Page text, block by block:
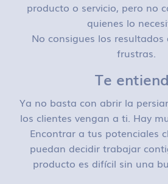
producto o servicio, pero no
quienes lo
No consigues los resultados
frustras.
Te
Ya no basta con abrir la
los clientes vengan a ti. Hay
Encontrar a tus potenciales
puedan decidir trabajar
producto es difícil sin una